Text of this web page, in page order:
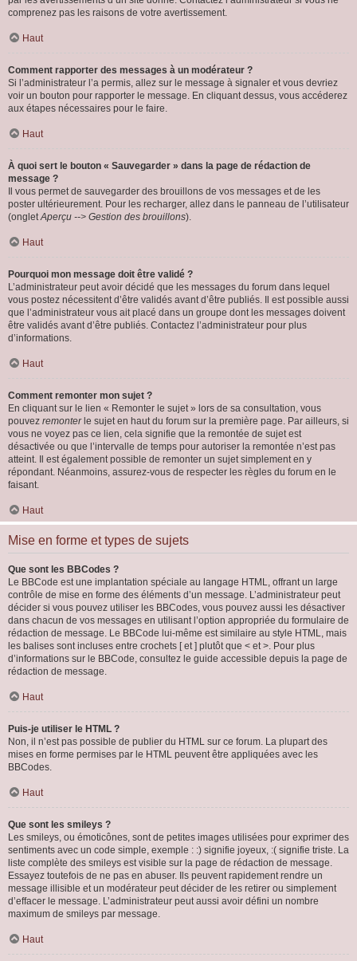
comprenez pas les raisons de votre avertissement.
Haut
Comment rapporter des messages à un modérateur ?
Si l’administrateur l’a permis, allez sur le message à signaler et vous devriez
voir un bouton pour rapporter le message. En cliquant dessus, vous accéderez
aux étapes nécessaires pour le faire.
Haut
À quoi sert le bouton « Sauvegarder » dans la page de rédaction de
message ?
Il vous permet de sauvegarder des brouillons de vos messages et de les
poster ultérieurement. Pour les recharger, allez dans le panneau de l’utilisateur
(ongletAperçu --> Gestion des brouillons).
Haut
Pourquoi mon message doit être validé ?
L’administrateur peut avoir décidé que les messages du forum dans lequel
vous postez nécessitent d’être validés avant d’être publiés. Il est possible aussi
que l’administrateur vous ait placé dans un groupe dont les messages doivent
être validés avant d’être publiés. Contactez l’administrateur pour plus
d’informations.
Haut
Comment remonter mon sujet ?
En cliquant sur le lien « Remonter le sujet » lors de sa consultation, vous
pouvez remonterle sujet en haut du forum sur la première page. Par ailleurs, si
vous ne voyez pas ce lien, cela signifie que la remontée de sujet est
désactivée ou que l’intervalle de temps pour autoriser la remontée n’est pas
atteint. Il est également possible de remonter un sujet simplement en y
répondant. Néanmoins, assurez-vous de respecter les règles du forum en le
faisant.
Haut
Mise en forme et types de sujets
Que sont les BBCodes ?
Le BBCode est une implantation spéciale au langage HTML, offrant un large
contrôle de mise en forme des éléments d’un message. L’administrateur peut
décider si vous pouvez utiliser les BBCodes, vous pouvez aussi les désactiver
dans chacun de vos messages en utilisant l’option appropriée du formulaire de
rédaction de message. Le BBCode lui-même est similaire au style HTML, mais
les balises sont incluses entre crochets [ et ] plutôt que < et >. Pour plus
d’informations sur le BBCode, consultez le guide accessible depuis la page de
rédaction de message.
Haut
Puis-je utiliser le HTML ?
Non, il n’est pas possible de publier du HTML sur ce forum. La plupart des
mises en forme permises par le HTML peuvent être appliquées avec les
BBCodes.
Haut
Que sont les smileys ?
Les smileys, ou émoticônes, sont de petites images utilisées pour exprimer des
sentiments avec un code simple, exemple : :) signifie joyeux, :( signifie triste. La
liste complète des smileys est visible sur la page de rédaction de message.
Essayez toutefois de ne pas en abuser. Ils peuvent rapidement rendre un
message illisible et un modérateur peut décider de les retirer ou simplement
d’effacer le message. L’administrateur peut aussi avoir défini un nombre
maximum de smileys par message.
Haut